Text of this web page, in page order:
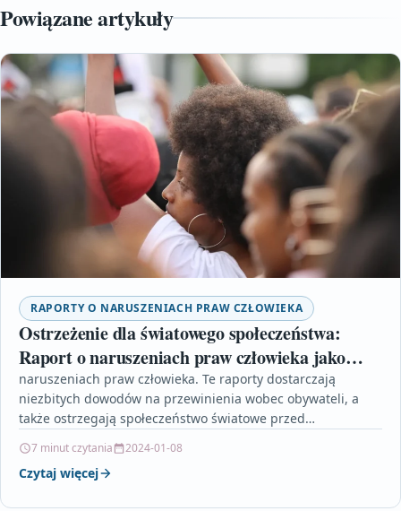
Powiązane artykuły
RAPORTY O NARUSZENIACH PRAW CZŁOWIEKA
Ostrzeżenie dla światowego społeczeństwa:
Raport o naruszeniach praw człowieka jako
klucz do zmiany
naruszeniach praw człowieka. Te raporty dostarczają
niezbitych dowodów na przewinienia wobec obywateli, a
także ostrzegają społeczeństwo światowe przed
Mają…
7 minut czytania 2024-01-08
Czytaj więcej